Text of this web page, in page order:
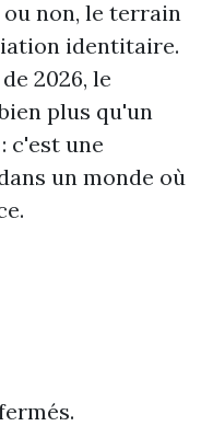
non, le terrain
identitaire.
2026, le
plus qu'un
c'est une
un monde où